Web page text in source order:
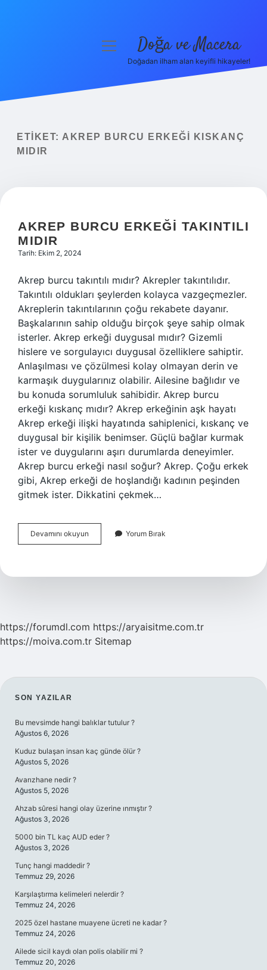
Yasal Uyarı
menüyü Doğa ve Macera
Doğadan ilham alan keyifli hikayeler!
ETIKET: AKREP BURCU ERKEĞI KISKANÇ
MIDIR
AKREP BURCU ERKEĞI TAKINTILI
MIDIR
Tarih: Ekim 2, 2024
Akrep burcu takıntılı mıdır? Akrepler takıntılıdır.
Takıntılı oldukları şeylerden kolayca vazgeçmezler.
Akreplerin takıntılarının çoğu rekabete dayanır.
Başkalarının sahip olduğu birçok şeye sahip olmak
isterler. Akrep erkeği duygusal mıdır? Gizemli
hislere ve sorgulayıcı duygusal özelliklere sahiptir.
Anlaşılması ve çözülmesi kolay olmayan derin ve
karmaşık duygularınız olabilir. Ailesine bağlıdır ve
bu konuda sorumluluk sahibidir. Akrep burcu
erkeği kıskanç mıdır? Akrep erkeğinin aşk hayatı
Akrep erkeği ilişki hayatında sahiplenici, kıskanç ve
duygusal bir kişilik benimser. Güçlü bağlar kurmak
ister ve duygularını aşırı durumlarda deneyimler.
Akrep burcu erkeği nasıl soğur? Akrep. Çoğu erkek
gibi, Akrep erkeği de hoşlandığı kadının peşinden
gitmek ister. Dikkatini çekmek…
Devamını okuyun
Burcu
Mıdır
Yorum Bırak
https://forumdl.com https://aryaisitme.com.tr
https://moiva.com.tr Sitemap
SIDEBAR
SON YAZILAR
Bu mevsimde hangi balıklar tutulur ?
Ağustos 6, 2026
Kuduz bulaşan insan kaç günde ölür ?
Ağustos 5, 2026
Avarızhane nedir ?
Ağustos 5, 2026
Ahzab sûresi hangi olay üzerine ınmıştır ?
Ağustos 3, 2026
5000 bin TL kaç AUD eder ?
Ağustos 3, 2026
Tunç hangi maddedir ?
Temmuz 29, 2026
Karşılaştırma kelimeleri nelerdir ?
Temmuz 24, 2026
2025 özel hastane muayene ücreti ne kadar ?
Temmuz 24, 2026
Ailede sicil kaydı olan polis olabilir mi ?
Temmuz 20, 2026